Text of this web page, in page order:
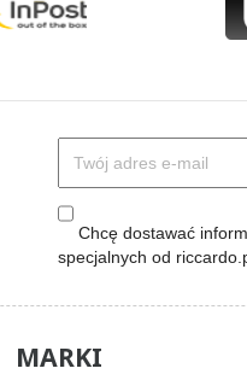
Chcę dostawać
specjalnych od
MARKI